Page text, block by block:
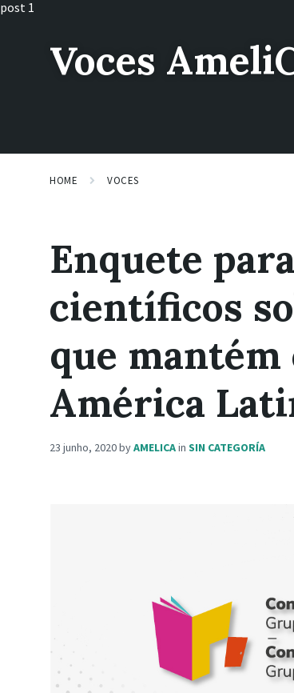
Skip
Skip
Voces
post 1
HOME VOCES
Enquete
científicos
que mantém
América
23 junho, 2020byAMELICAin SIN CATEGORÍA